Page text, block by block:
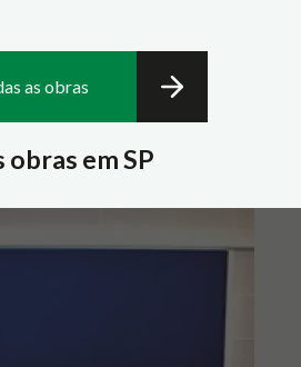
obras em SP
as obras